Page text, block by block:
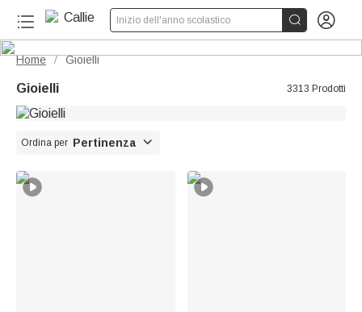
Inizio dell'anno scolastico  
Home / Gioielli
Gioielli 3313 Prodotti
Ordina per Pertinenza 